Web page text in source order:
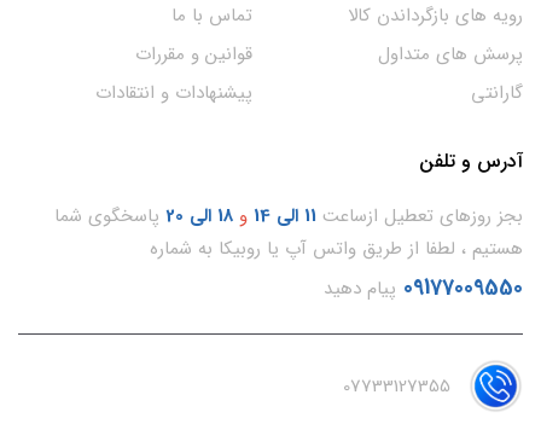
رویه های بازگرداندن کالا
پرسش های متداول
گارانتی
تماس با ما
قوانین و مقررات
پیشنهادات و انتقادات
آدرس و تلفن
بجز روزهای تعطیل ازساعت 11 الی 14 و 18 الی 20
پاسخگوی شما
هستیم ، لطفا از طریق واتس آپ یا روبیکا به شماره
09177009550 پیام دهید
07733127355